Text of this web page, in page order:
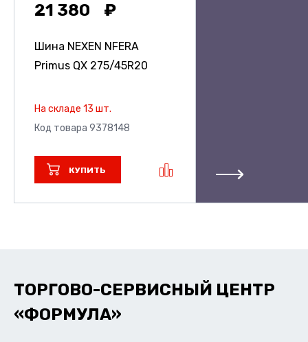
21 380
Шина NEXEN NFERA
Primus QX 275/45R20
На складе 13 шт.
Код товара 9378148
КУПИТЬ
ТОРГОВО-СЕРВИСНЫЙ ЦЕНТР
«ФОРМУЛА»